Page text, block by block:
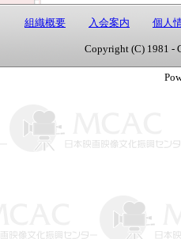
組織概要 入会案内 個人
Copyright (C) 1981 -